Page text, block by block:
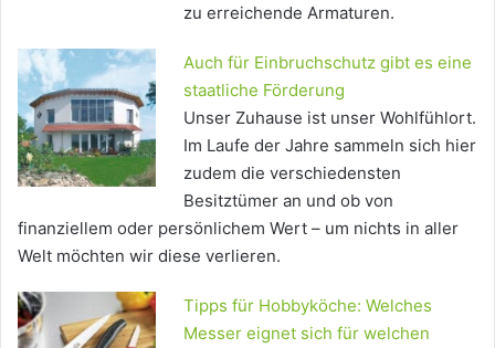
zu erreichende Armaturen.
Auch für Einbruchschutz gibt es eine
staatliche Förderung
Unser Zuhause ist unser Wohlfühlort.
Im Laufe der Jahre sammeln sich hier
zudem die verschiedensten
Besitztümer an und ob von
finanziellem oder persönlichem Wert – um nichts in aller
Welt möchten wir diese verlieren.
Tipps für Hobbyköche: Welches
Messer eignet sich für welchen